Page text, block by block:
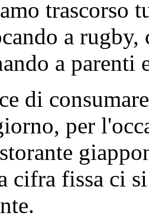
trascorso
a
a parenti
di
per
cifra fissa ci